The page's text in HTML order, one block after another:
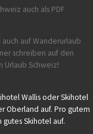
auch als PDF
auf Wanderurlaub
schreiben auf den
Urlaub Schweiz!
Wallis oder Skihotel
Oberland auf. Pro gutem
gutes Skihotel auf.